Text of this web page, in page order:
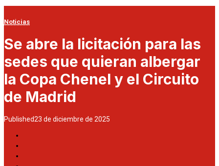
Noticias
Se abre la licitación para las
sedes que quieran albergar
la Copa Chenel y el Circuito
de Madrid
Published23 de diciembre de 2025